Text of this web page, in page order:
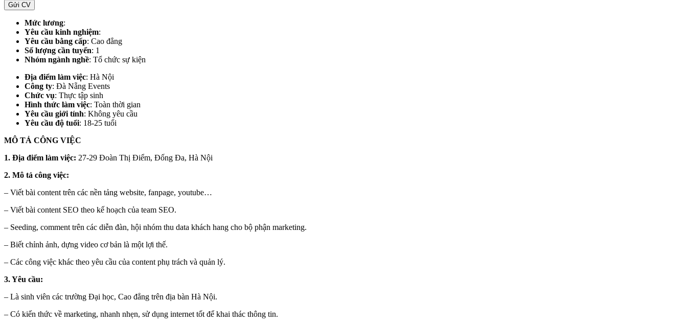
Gửi CV
Mức lương:
Yêu cầu kinh nghiệm:
Yêu cầu bằng cấp: Cao đẳng
Số lượng cần tuyển: 1
Nhóm ngành nghề: Tổ chức sự kiện
Địa điểm làm việc: Hà Nội
Công ty: Đà Nẵng Events
Chức vụ: Thực tập sinh
Hình thức làm việc: Toàn thời gian
Yêu cầu giới tính: Không yêu cầu
Yêu cầu độ tuổi: 18-25 tuổi
MÔ TẢ CÔNG VIỆC
1. Địa điểm làm việc: 27-29 Đoàn Thị Điểm, Đống Đa, Hà Nội
2. Mô tả công việc:
– Viết bài content trên các nền tảng website, fanpage, youtube…
– Viết bài content SEO theo kế hoạch của team SEO.
– Seeding, comment trên các diễn đàn, hội nhóm thu data khách hang cho bộ phận marketing.
– Biết chỉnh ảnh, dựng video cơ bản là một lợi thế.
– Các công việc khác theo yêu cầu của content phụ trách và quản lý.
3. Yêu cầu:
– Là sinh viên các trường Đại học, Cao đẳng trên địa bàn Hà Nội.
– Có kiến thức về marketing, nhanh nhẹn, sử dụng internet tốt để khai thác thông tin.